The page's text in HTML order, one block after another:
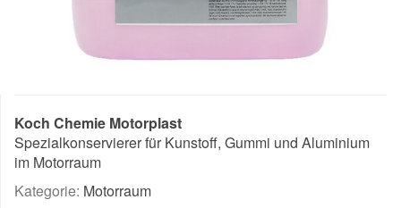
Koch Chemie Motorplast
Spezialkonservierer für Kunstoff, Gummi und Aluminium
im Motorraum
Kategorie: Motorraum